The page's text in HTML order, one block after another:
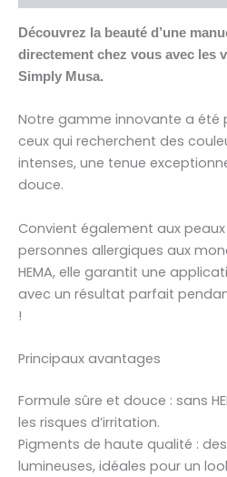
Découvrez la beauté d’une
directement chez vous avec les
Simply Musa.
Notre gamme innovante a été
ceux qui recherchent des
intenses, une tenue
douce.
Convient également aux
personnes allergiques aux
HEMA, elle garantit une
avec un résultat parfait
!
Principaux avantages
Formule sûre et douce : sans
les risques d’irritation.
Pigments de haute qualité :
lumineuses, idéales pour un